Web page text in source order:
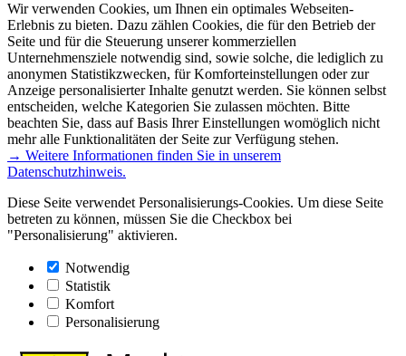
Wir verwenden Cookies, um Ihnen ein optimales Webseiten-
Erlebnis zu bieten. Dazu zählen Cookies, die für den Betrieb der
Seite und für die Steuerung unserer kommerziellen
Unternehmensziele notwendig sind, sowie solche, die lediglich zu
anonymen Statistikzwecken, für Komforteinstellungen oder zur
Anzeige personalisierter Inhalte genutzt werden. Sie können selbst
entscheiden, welche Kategorien Sie zulassen möchten. Bitte
beachten Sie, dass auf Basis Ihrer Einstellungen womöglich nicht
mehr alle Funktionalitäten der Seite zur Verfügung stehen.
→ Weitere Informationen finden Sie in unserem
Datenschutzhinweis.
Diese Seite verwendet Personalisierungs-Cookies. Um diese Seite
betreten zu können, müssen Sie die Checkbox bei
"Personalisierung" aktivieren.
Notwendig
Statistik
Komfort
Personalisierung